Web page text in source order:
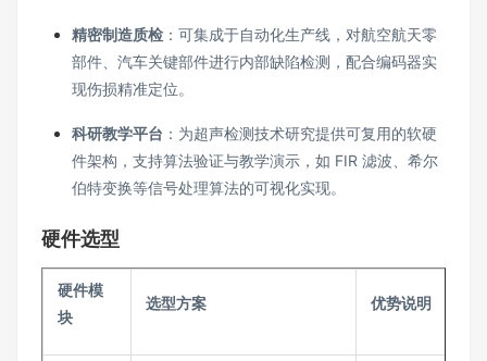
精密制造质检 ：可集成于自动化生产线，对航空航天零
部件、汽车关键部件进行内部缺陷检测，配合编码器实
现伤损精准定位。
科研教学平台 ：为超声检测技术研究提供可复用的软硬
件架构，支持算法验证与教学演示，如 FIR 滤波、希尔
伯特变换等信号处理算法的可视化实现。
硬件选型
硬件模
块
选型方案 优势说明